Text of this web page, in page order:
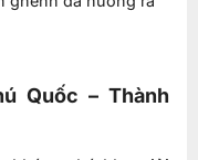
Quốc – Thành